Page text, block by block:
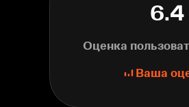
6.4
Оценка
Ваша